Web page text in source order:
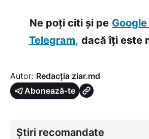
Ne poți citi și pe
Telegram, dacă îți este
Autor: Redacția ziar.md
Abonează-te
Știri recomandate